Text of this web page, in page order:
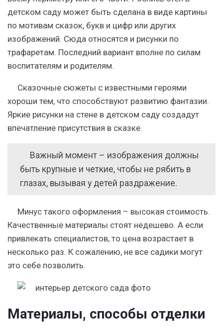
детском саду может быть сделана в виде картины
по мотивам сказок, букв и цифр или других
изображений. Сюда относятся и рисунки по
трафаретам. Последний вариант вполне по силам
воспитателям и родителям.
Сказочные сюжеты с известными героями
хороши тем, что способствуют развитию фантазии.
Яркие рисунки на стене в детском саду создадут
впечатление присутствия в сказке.
Важный момент – изображения должны
быть крупные и четкие, чтобы не рябить в
глазах, вызывая у детей раздражение.
Минус такого оформления – высокая стоимость.
Качественные материалы стоят недешево. А если
привлекать специалистов, то цена возрастает в
несколько раз. К сожалению, не все садики могут
это себе позволить.
Материалы, способы отделки